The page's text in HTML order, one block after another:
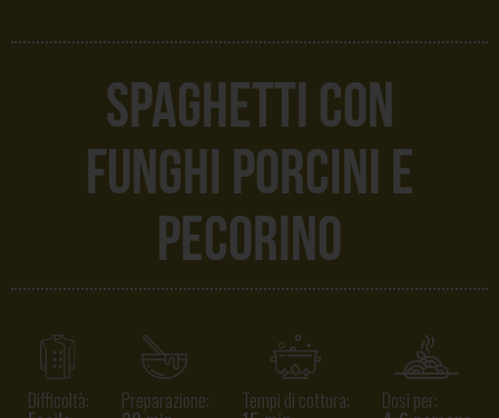
Spaghetti con
funghi porcini e
pecorino
Difficoltà: Preparazione: Tempi di cottura: Dosi per: